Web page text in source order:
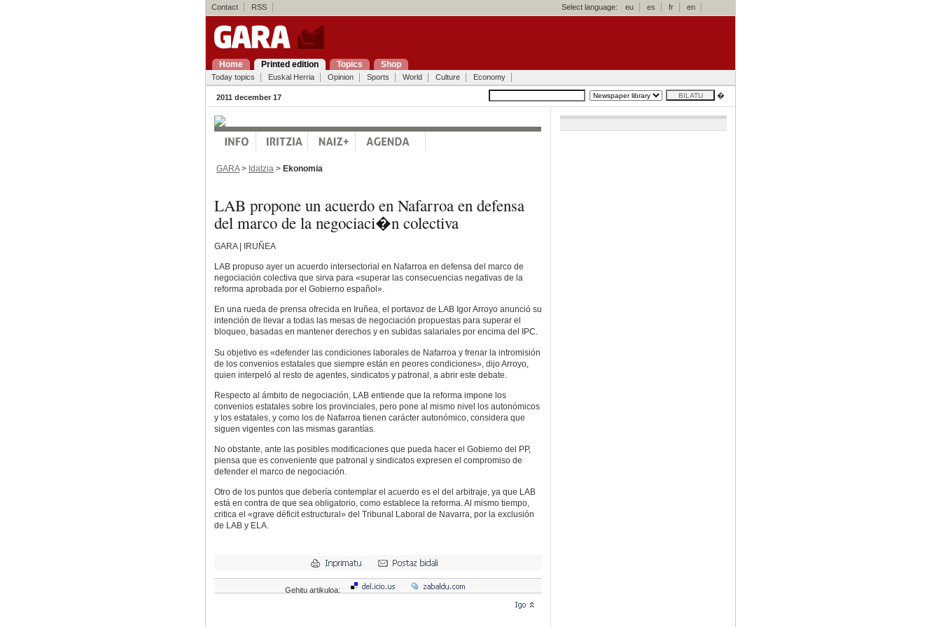
Contact RSS Select language: eu es fr en
Home Printed edition Topics Shop
Today topics Euskal Herria Opinion Sports World Culture Economy
2011 december 17 �
GARA> Idatzia > Ekonomia
LAB propone un acuerdo en Nafarroa en defensa
del marco de la negociaci�n colectiva
GARA | IRUÑEA
LAB propuso ayer un acuerdo intersectorial en Nafarroa en defensa del marco de
negociación colectiva que sirva para «superar las consecuencias negativas de la
reforma aprobada por el Gobierno español».
En una rueda de prensa ofrecida en Iruñea, el portavoz de LAB Igor Arroyo anunció su
intención de llevar a todas las mesas de negociación propuestas para superar el
bloqueo, basadas en mantener derechos y en subidas salariales por encima del IPC.
Su objetivo es «defender las condiciones laborales de Nafarroa y frenar la intromisión
de los convenios estatales que siempre están en peores condiciones», dijo Arroyo,
quien interpeló al resto de agentes, sindicatos y patronal, a abrir este debate.
Respecto al ámbito de negociación, LAB entiende que la reforma impone los
convenios estatales sobre los provinciales, pero pone al mismo nivel los autonómicos
y los estatales, y como los de Nafarroa tienen carácter autonómico, considera que
siguen vigentes con las mismas garantías.
No obstante, ante las posibles modificaciones que pueda hacer el Gobierno del PP,
piensa que es conveniente que patronal y sindicatos expresen el compromiso de
defender el marco de negociación.
Otro de los puntos que debería contemplar el acuerdo es el del arbitraje, ya que LAB
está en contra de que sea obligatorio, como establece la reforma. Al mismo tiempo,
critica el «grave déficit estructural» del Tribunal Laboral de Navarra, por la exclusión
de LAB y ELA.
Gehitu artikuloa: